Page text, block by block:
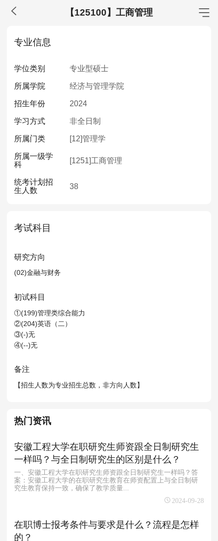
【125100】工商管理
MBA工商管理
考试真题
报考经验 招生简章
MEM工程管理
院校库 考试报名 招生政策
考试真题
报考经验 招生简章
MPA公共管理
院校库 考试报名
考试真题
考试真题
院校库 考试报名
考试真题
报考经验
专业信息
学位类别 专业型硕士
所属学院 经济与管理学院
招生年份 2024
学习方式 非全日制
所属门类 [12]管理学
所属一级学
科
[1251]工商管理
统考计划招
生人数
38
考试科目
研究方向
(02)金融与财务
初试科目
①(199)管理类综合能力
②(204)英语（二）
③(-)无
④(--)无
备注
【招生人数为专业招生总数，非方向人数】
热门资讯
安徽工程大学在职研究生师资跟全日制研究生
一样吗？与全日制研究生的区别是什么？
一、安徽工程大学在职研究生师资跟全日制研究生一样吗？答
案：安徽工程大学的在职研究生教育在师资配置上与全日制研
究生教育保持一致，确保了教学质量...
2024-09-28
在职博士报考条件与要求是什么？流程是怎样
的？